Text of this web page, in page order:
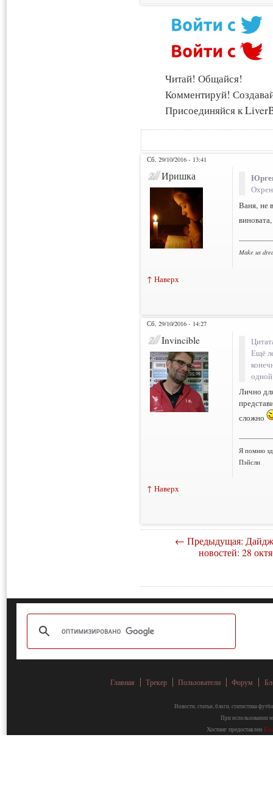
Читай! Общайся!
Комментируй!
Присоединяйся к
Сб, 29/10/2016 - 13:41
Иришка
Ваня, не
Make us
↑ Наверх
Сб, 29/10/2016 - 14:27
Invincible
Ещё
одной
Лично
сложно
Я помню
Пэйсли
↑ Наверх
← Предыдущая:
новостей: 28
Главная Трекер Пользователи Форум
Новости, статьи, блоги, статистика
При использовании
Хостинг предоставлен